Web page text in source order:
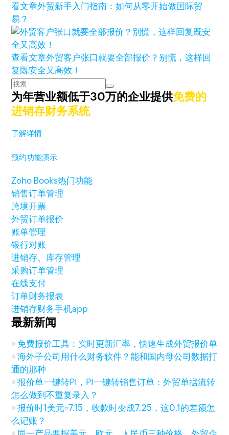
看文章外贸新手入门指南：如何从零开始做国际贸
易？
查看文章外贸客户张口就要全部报价？别慌，这样回
复既安全又高效！
为年营业额低于30万的企业提供免费的
进销存财务系统
了解详情
预约功能演示
Zoho Books热门功能
销售订单管理
跨境开票
外贸订单报价
账单管理
银行对账
进销存、库存管理
采购订单管理
在线支付
订单财务报表
进销存财务手机app
最新新闻
免费报价工具：实时更新汇率，快速生成外贸报价单
海外子公司用什么财务软件？能和国内母公司数据打
通的那种
报价单一键转PI，PI一键转销售订单：外贸单据流转
怎么做到不重复录入？
报价时1美元=7.15，收款时变成7.25，这0.1的差额怎
么记账？